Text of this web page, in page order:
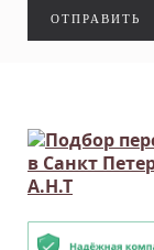
ОТПРАВИТЬ